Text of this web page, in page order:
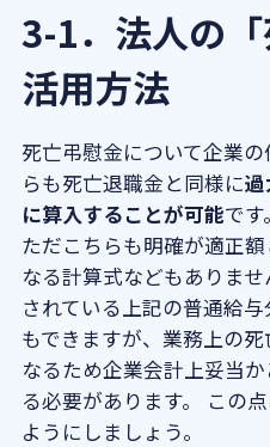
3-1．法人の「
活用方法
死亡弔慰金について企業
らも死亡退職金と同様に
に算入することが可能です。
ただこちらも明確が適正
なる計算式などもありま
されている上記の普通給
もできますが、業務上の
なるため企業会計上妥当
る必要があります。 この
ようにしましょう。